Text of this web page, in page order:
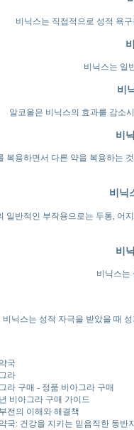
비닉스는 직접적으로 성적 욕
비닉스는 일
비
알코올은 비닉스의 효과를 감소
비
복용하면서 다른 약을 복용하는
비닉
일반적인 부작용으로는 두통, 어
비
비닉스는
비닉스는 성적 자극을 받았을 때
국
라
라 구매 - 정품 비아그라 구매
비아그라 구매 가이드
전의 이해와 해결책
국: 건강을 지키는 믿음직한 동반